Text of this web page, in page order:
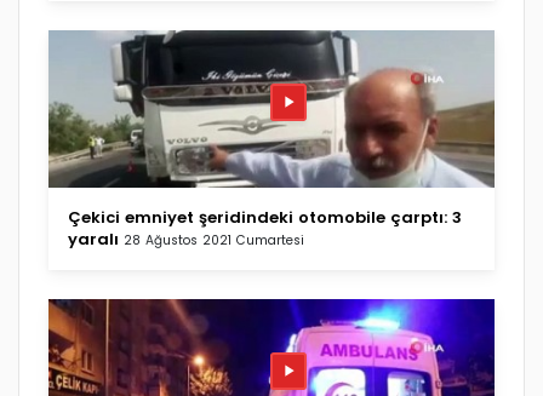
Çekici emniyet şeridindeki otomobile çarptı: 3
yaralı 28 Ağustos 2021 Cumartesi